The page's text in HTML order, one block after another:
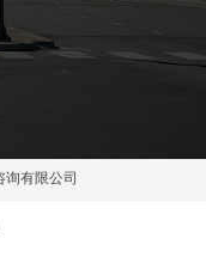
有限公司